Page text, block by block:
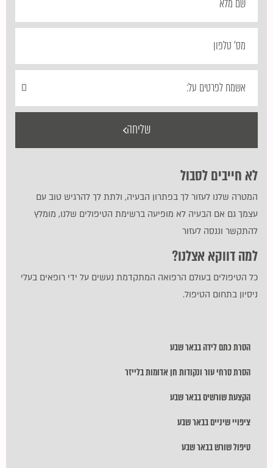
הסרת כתם לידה בבאר שבע
הסרת סרחי עור ונקודות חן אדומות בלייזר
הקצעת שורשים בבאר שבע
ציפויי שיניים בבאר שבע
טיפול שורש בבאר שבע
לא חייבים לסבול
המטרה שלנו לעזור לך בפתרון הבעיה, ולתת לך להרגיש טוב עם
עצמך גם אם הבעיה לא מופיעה ברשימת הטיפולים שלנו, מומלץ
להתקשר וננסה לעזור
למה דווקא אצלנו?
כל הטיפולים בעולם הרפואה המתקדמת נעשים על ידי רופאים בעלי
ניסיון בתחום הטיפול.
שליחה